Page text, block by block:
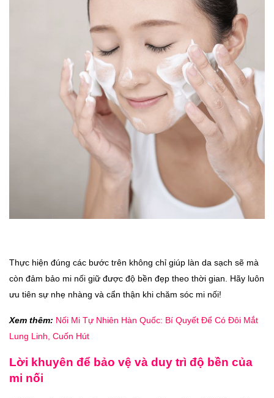
Thực hiện đúng các bước trên không chỉ giúp làn da sạch sẽ mà
còn đảm bảo mi nối giữ được độ bền đẹp theo thời gian. Hãy luôn
ưu tiên sự nhẹ nhàng và cẩn thận khi chăm sóc mi nối!
Xem thêm: Nối Mi Tự Nhiên Hàn Quốc: Bí Quyết Để Có Đôi Mắt
Lung Linh, Cuốn Hút
Lời khuyên để bảo vệ và duy trì độ bền của
mi nối